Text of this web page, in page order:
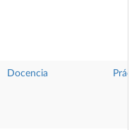
Docencia